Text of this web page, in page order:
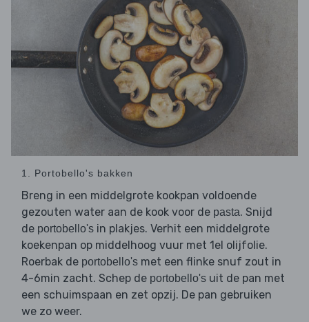
1. Portobello's bakken
Breng in een middelgrote kookpan voldoende
gezouten water aan de kook voor de pasta. Snijd
de portobello's in plakjes. Verhit een middelgrote
koekenpan op middelhoog vuur met 1el olijfolie.
Roerbak de portobello's met een flinke snuf zout in
4-6min zacht. Schep de portobello's uit de pan met
een schuimspaan en zet opzij. De pan gebruiken
we zo weer.